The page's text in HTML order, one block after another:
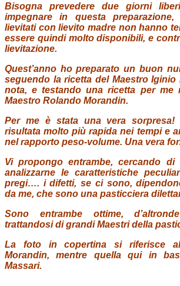
Bisogna prevedere due giorni
impegnare in questa
lievitati con lievito madre non hanno
essere quindi molto disponibili, e
lievitazione.
Quest’anno ho preparato un buon
seguendo la ricetta del Maestro Iginio
nota, e testando una ricetta per me
Maestro Rolando Morandin.
Per me è stata una vera sorpresa!
risultata molto più rapida nei tempi e
nel rapporto peso-volume. Una vera
Vi propongo entrambe, cercando
analizzarne le caratteristiche
pregi…. i difetti, se ci sono,
da me, che sono una pasticciera
Sono entrambe ottime,
trattandosi di grandi Maestri della
La foto in copertina si riferisce
Morandin, mentre quella qui in
Massari.